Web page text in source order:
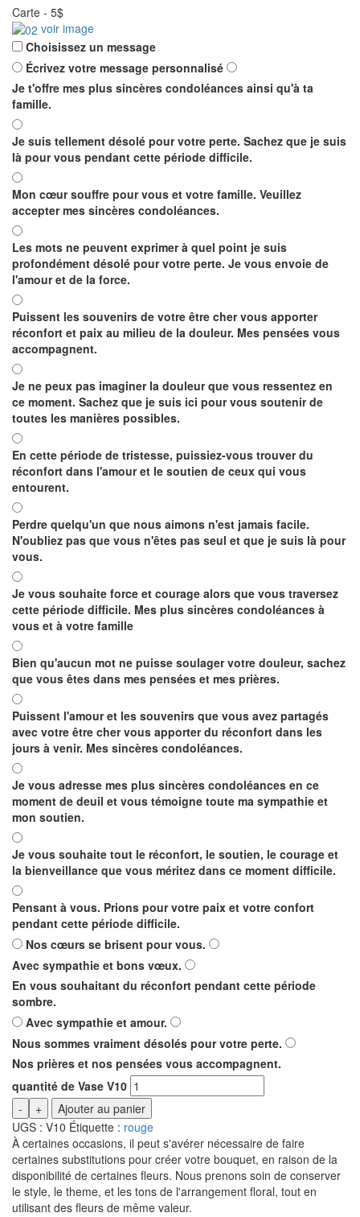
Carte - 5$
voir image
Choisissez un message
Écrivez votre message personnalisé
Je t'offre mes plus sincères condoléances ainsi qu'à ta
famille.
Je suis tellement désolé pour votre perte. Sachez que je suis
là pour vous pendant cette période difficile.
Mon cœur souffre pour vous et votre famille. Veuillez
accepter mes sincères condoléances.
Les mots ne peuvent exprimer à quel point je suis
profondément désolé pour votre perte. Je vous envoie de
l'amour et de la force.
Puissent les souvenirs de votre être cher vous apporter
réconfort et paix au milieu de la douleur. Mes pensées vous
accompagnent.
Je ne peux pas imaginer la douleur que vous ressentez en
ce moment. Sachez que je suis ici pour vous soutenir de
toutes les manières possibles.
En cette période de tristesse, puissiez-vous trouver du
réconfort dans l'amour et le soutien de ceux qui vous
entourent.
Perdre quelqu'un que nous aimons n'est jamais facile.
N'oubliez pas que vous n'êtes pas seul et que je suis là pour
vous.
Je vous souhaite force et courage alors que vous traversez
cette période difficile. Mes plus sincères condoléances à
vous et à votre famille
Bien qu'aucun mot ne puisse soulager votre douleur, sachez
que vous êtes dans mes pensées et mes prières.
Puissent l'amour et les souvenirs que vous avez partagés
avec votre être cher vous apporter du réconfort dans les
jours à venir. Mes sincères condoléances.
Je vous adresse mes plus sincères condoléances en ce
moment de deuil et vous témoigne toute ma sympathie et
mon soutien.
Je vous souhaite tout le réconfort, le soutien, le courage et
la bienveillance que vous méritez dans ce moment difficile.
Pensant à vous. Prions pour votre paix et votre confort
pendant cette période difficile.
Nos cœurs se brisent pour vous.
Avec sympathie et bons vœux.
En vous souhaitant du réconfort pendant cette période
sombre.
Avec sympathie et amour.
Nous sommes vraiment désolés pour votre perte.
Nos prières et nos pensées vous accompagnent.
quantité de Vase V10
-
+
Ajouter au panier
UGS : V10 Étiquette : rouge
À certaines occasions, il peut s'avérer nécessaire de faire
certaines substitutions pour créer votre bouquet, en raison de la
disponibilité de certaines fleurs. Nous prenons soin de conserver
le style, le theme, et les tons de l'arrangement floral, tout en
utilisant des fleurs de même valeur.